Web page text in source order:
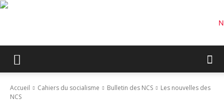
Accueil Cahiers du socialisme Bulletin des NCS
Les nouvelles des
NCS